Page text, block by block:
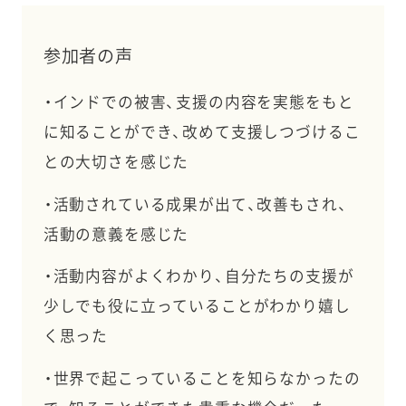
参加者の声
・インドでの被害、支援の内容を実態をもと
に知ることができ、改めて支援しつづけるこ
との大切さを感じた
・活動されている成果が出て、改善もされ、
活動の意義を感じた
・活動内容がよくわかり、自分たちの支援が
少しでも役に立っていることがわかり嬉し
く思った
・世界で起こっていることを知らなかったの